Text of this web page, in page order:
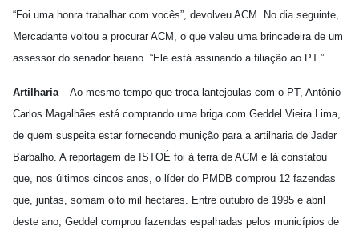
“Foi uma honra trabalhar com vocês”, devolveu ACM. No dia seguinte,
Mercadante voltou a procurar ACM, o que valeu uma brincadeira de um
assessor do senador baiano. “Ele está assinando a filiação ao PT.”
Artilharia– Ao mesmo tempo que troca lantejoulas com o PT, Antônio
Carlos Magalhães está comprando uma briga com Geddel Vieira Lima,
de quem suspeita estar fornecendo munição para a artilharia de Jader
Barbalho. A reportagem de ISTOÉ foi à terra de ACM e lá constatou
que, nos últimos cincos anos, o líder do PMDB comprou 12 fazendas
que, juntas, somam oito mil hectares. Entre outubro de 1995 e abril
deste ano, Geddel comprou fazendas espalhadas pelos municípios de